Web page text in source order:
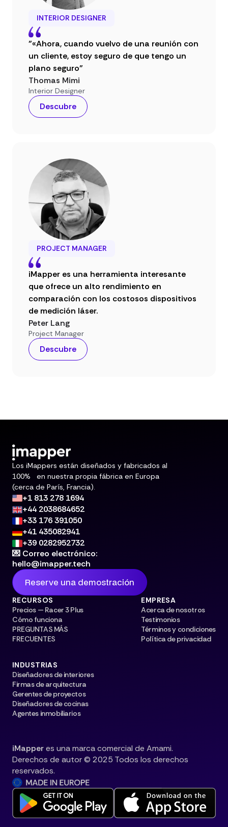
INTERIOR DESIGNER
"«Ahora, cuando vuelvo de una reunión con
un cliente, estoy seguro de que tengo un
plano seguro"
Thomas Mimi
Interior Designer
Descubre
PROJECT MANAGER
iMapper es una herramienta interesante
que ofrece un alto rendimiento en
comparación con los costosos dispositivos
de medición láser.
Peter Lang
Project Manager
Descubre
Los iMappers están diseñados y fabricados al
100% en nuestra propia fábrica en Europa
(cerca de París, Francia).
+1 813 278 1694
+44 2038684652
+33 176 391050
+41 435082941
+39 0282952732
💌 Correo electrónico:
hello@imapper.tech
Reserve una demostración
RECURSOS
Precios — Racer 3 Plus
Cómo funciona
PREGUNTAS MÁS
FRECUENTES
EMPRESA
Acerca de nosotros
Testimonios
Términos y condiciones
Política de privacidad
INDUSTRIAS
Diseñadores de interiores
Firmas de arquitectura
Gerentes de proyectos
Diseñadores de cocinas
Agentes inmobiliarios
iMapperes una marca comercial de Amami.
Derechos de autor © 2025 Todos los derechos
reservados.